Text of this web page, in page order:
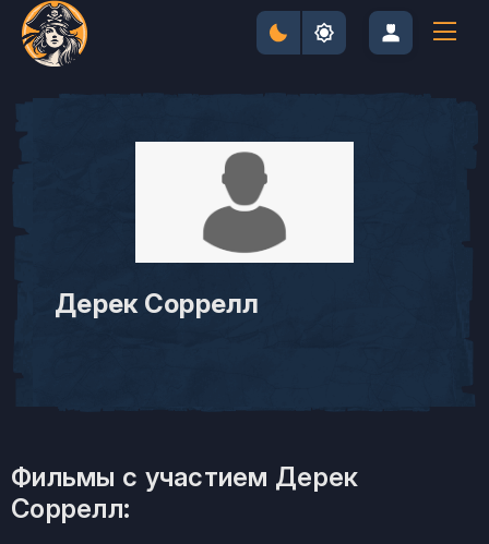
Дерек Соррелл
Фильмы с участием Дерек
Соррелл: